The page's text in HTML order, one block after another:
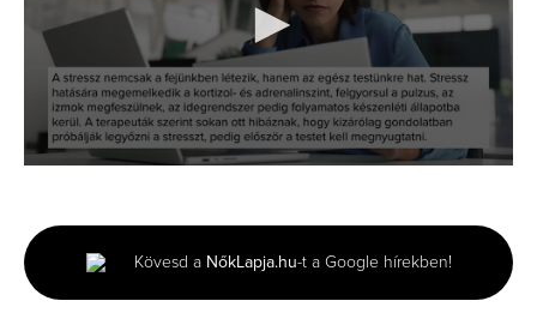
minute,
38
seconds
Kövesd a NőkLapja.hu-t a Google hírekben!